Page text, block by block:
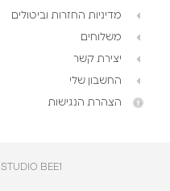
מדיניות החזרות וביטולים
משלוחים
יצירת קשר
החשבון שלי
הצהרת הנגישות
STUDIO BEE1 הקמת חנויות וקידום‎